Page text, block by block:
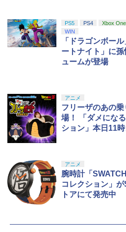
PS5 PS4 Xbox One
WIN
「ドラゴンボー
ートナイト」に
ュームが登場
アニメ
フリーザのあの
場！ 「ダメにな
ション」本日11
アニメ
腕時計「
コレクション」
トアにて発売中